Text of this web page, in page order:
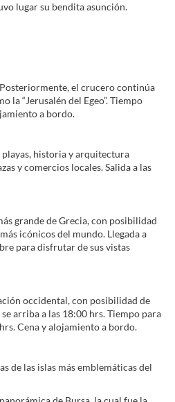
lugar su bendita asunción.
Posteriormente, el crucero continúa
“Jerusalén del Egeo”. Tiempo
a bordo.
playas, historia y arquitectura
y comercios locales. Salida a las
grande de Grecia, con posibilidad
icónicos del mundo. Llegada a
para disfrutar de sus vistas
occidental, con posibilidad de
arriba a las 18:00 hrs. Tiempo para
Cena y alojamiento a bordo.
de las islas más emblemáticas del